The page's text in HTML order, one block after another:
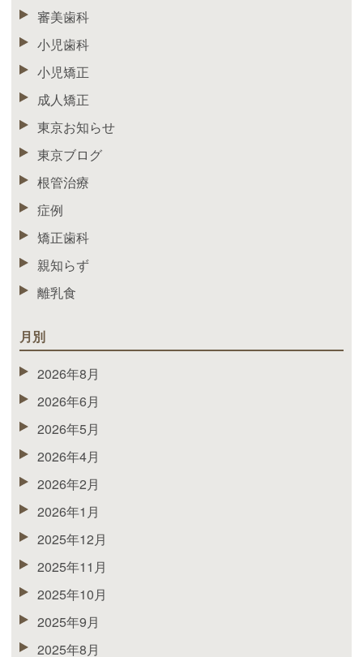
審美歯科
小児歯科
小児矯正
成人矯正
東京お知らせ
東京ブログ
根管治療
症例
矯正歯科
親知らず
離乳食
月別
2026年8月
2026年6月
2026年5月
2026年4月
2026年2月
2026年1月
2025年12月
2025年11月
2025年10月
2025年9月
2025年8月